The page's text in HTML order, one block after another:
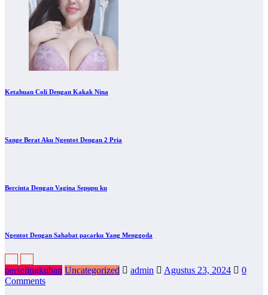
Ketahuan Coli Dengan Kakak Nina
Sange Berat Aku Ngentot Dengan 2 Pria
Bercinta Dengan Vagina Sepupu ku
Ngentot Dengan Sahabat pacarku Yang Menggoda
perselingkuhan Uncategorized admin Agustus 23, 2024
0
Comments